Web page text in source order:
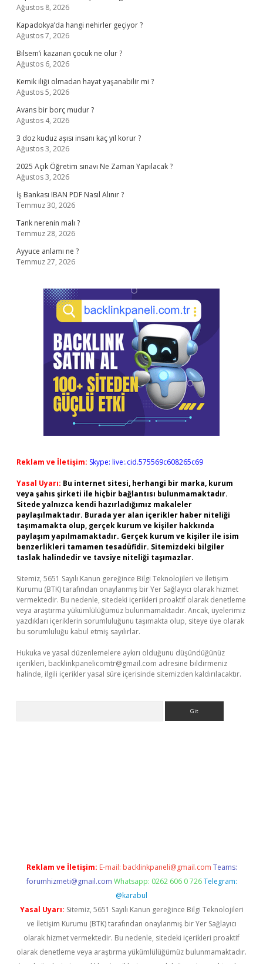
Ağustos 8, 2026
Kapadokya’da hangi nehirler geçiyor ?
Ağustos 7, 2026
Bilsem’i kazanan çocuk ne olur ?
Ağustos 6, 2026
Kemik iliği olmadan hayat yaşanabilir mi ?
Ağustos 5, 2026
Avans bir borç mudur ?
Ağustos 4, 2026
3 doz kuduz aşısı insanı kaç yıl korur ?
Ağustos 3, 2026
2025 Açık Öğretim sınavı Ne Zaman Yapılacak ?
Ağustos 3, 2026
İş Bankası IBAN PDF Nasıl Alınır ?
Temmuz 30, 2026
Tank nerenin malı ?
Temmuz 28, 2026
Ayyuce anlamı ne ?
Temmuz 27, 2026
Reklam ve İletişim: Skype: live:.cid.575569c608265c69
Yasal Uyarı: Bu internet sitesi, herhangi bir marka, kurum
veya şahıs şirketi ile hiçbir bağlantısı bulunmamaktadır.
Sitede yalnızca kendi hazırladığımız makaleler
paylaşılmaktadır. Burada yer alan içerikler haber niteliği
taşımamakta olup, gerçek kurum ve kişiler hakkında
paylaşım yapılmamaktadır. Gerçek kurum ve kişiler ile isim
benzerlikleri tamamen tesadüfidir. Sitemizdeki bilgiler
taslak halindedir ve tavsiye niteliği taşımazlar.
Sitemiz, 5651 Sayılı Kanun gereğince Bilgi Teknolojileri ve İletişim
Kurumu (BTK) tarafından onaylanmış bir Yer Sağlayıcı olarak hizmet
vermektedir. Bu nedenle, sitedeki içerikleri proaktif olarak denetleme
veya araştırma yükümlülüğümüz bulunmamaktadır. Ancak, üyelerimiz
yazdıkları içeriklerin sorumluluğunu taşımakta olup, siteye üye olarak
bu sorumluluğu kabul etmiş sayılırlar.
Hukuka ve yasal düzenlemelere aykırı olduğunu düşündüğünüz
içerikleri, backlinkpanelicomtr@gmail.com adresine bildirmeniz
halinde, ilgili içerikler yasal süre içerisinde sitemizden kaldırılacaktır.
Reklam ve İletişim: E-mail: backlinkpaneli@gmail.com Teams:
forumhizmeti@gmail.com Whatsapp: 0262 606 0 726 Telegram:
@karabul
Yasal Uyarı: Sitemiz, 5651 Sayılı Kanun gereğince Bilgi Teknolojileri
ve İletişim Kurumu (BTK) tarafından onaylanmış bir Yer Sağlayıcı
olarak hizmet vermektedir. Bu nedenle, sitedeki içerikleri proaktif
olarak denetleme veya araştırma yükümlülüğümüz bulunmamaktadır.